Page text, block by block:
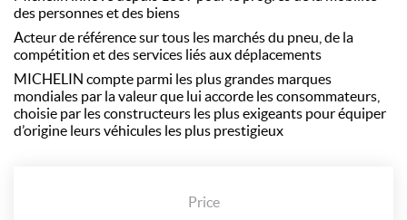
des personnes et des biens
Acteur de référence sur tous les marchés du pneu, de la
compétition et des services liés aux déplacements
MICHELIN compte parmi les plus grandes marques
mondiales par la valeur que lui accorde les consommateurs,
choisie par les constructeurs les plus exigeants pour équiper
d’origine leurs véhicules les plus prestigieux
Price